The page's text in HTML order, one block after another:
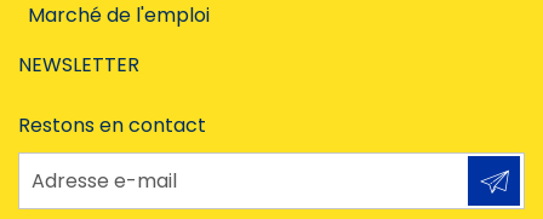
Marché de l'emploi
NEWSLETTER
Restons en contact
Adresse e-mail